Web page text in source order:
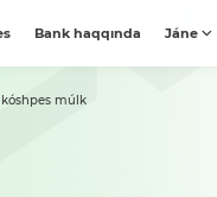
Bank haqqında Jáne
kóshpes múlk